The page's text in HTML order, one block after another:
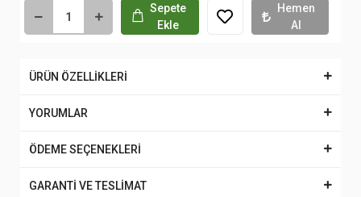
Sepete
Ekle
Hemen
Al
ÜRÜN ÖZELLİKLERİ
YORUMLAR
ÖDEME SEÇENEKLERİ
GARANTİ VE TESLİMAT